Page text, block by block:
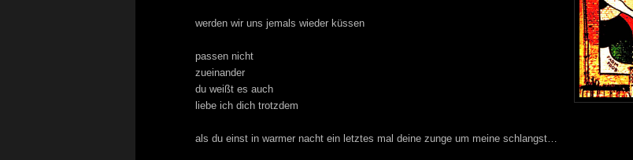
werden wir uns jemals wieder küssen
passen nicht
zueinander
du weißt es auch
liebe ich dich trotzdem
als du einst in warmer nacht ein letztes mal deine zunge um meine schlangst…